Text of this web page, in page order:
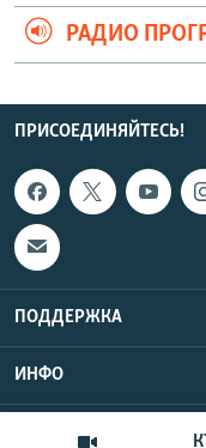
РАДИО
ПРИСОЕДИНЯЙТЕСЬ!
ПОДДЕРЖКА
ИНФО
Copyright
UTC+3